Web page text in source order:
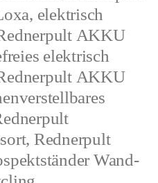
elektrisch
AKKU
elektrisch
AKKU
Rednerpult
Wand-